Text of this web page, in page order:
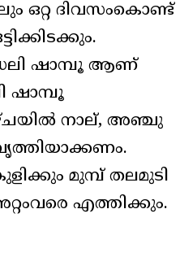
ഒറ്റ ദിവസംകൊണ്ട്
ഷാമ്പൂ ആണ്
ഷാമ്പൂ
നാല്, അഞ്ചു
മുമ്പ് തലമുടി
എത്തിക്കും.